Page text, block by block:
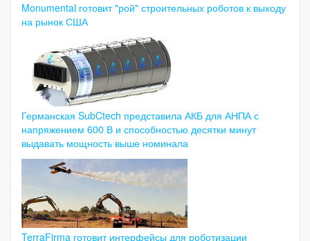
Monumental готовит "рой" строительных роботов к выходу
на рынок США
Германская SubCtech представила АКБ для АНПА с
напряжением 600 В и способностью десятки минут
выдавать мощность выше номинала
TerraFirma готовит интерфейсы для роботизации